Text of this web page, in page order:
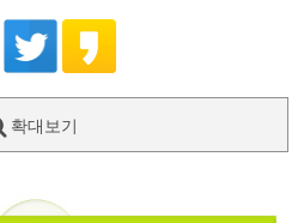
확대보기